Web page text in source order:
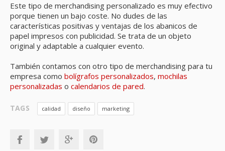
Este tipo de merchandising personalizado es muy efectivo
porque tienen un bajo coste. No dudes de las
características positivas y ventajas de los abanicos de
papel impresos con publicidad. Se trata de un objeto
original y adaptable a cualquier evento.
También contamos con otro tipo de merchandising para tu
empresa como bolígrafos personalizados, mochilas
personalizadas o calendarios de pared.
TAGS calidad diseño marketing